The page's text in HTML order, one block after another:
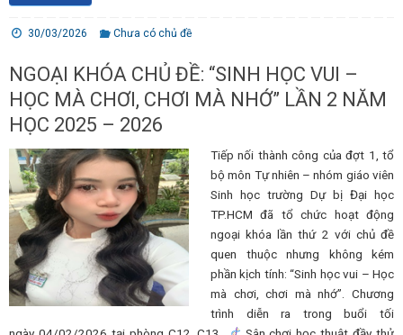
30/03/2026 Chưa có chủ đề
NGOẠI KHÓA CHỦ ĐỀ: “SINH HỌC VUI –
HỌC MÀ CHƠI, CHƠI MÀ NHỚ” LẦN 2 NĂM
HỌC 2025 – 2026
Tiếp nối thành công của đợt 1, tổ
bộ môn Tự nhiên – nhóm giáo viên
Sinh học trường Dự bị Đại học
TP.HCM đã tổ chức hoạt động
ngoại khóa lần thứ 2 với chủ đề
quen thuộc nhưng không kém
phần kịch tính: “Sinh học vui – Học
mà chơi, chơi mà nhớ”. Chương
trình diễn ra trong buổi tối